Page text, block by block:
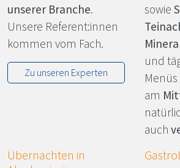
unserer Branche.
Unsere Referent:innen
kommen vom Fach.
Zu unseren Experten
sowie
und
Menüs
am
auch
Übernachten in